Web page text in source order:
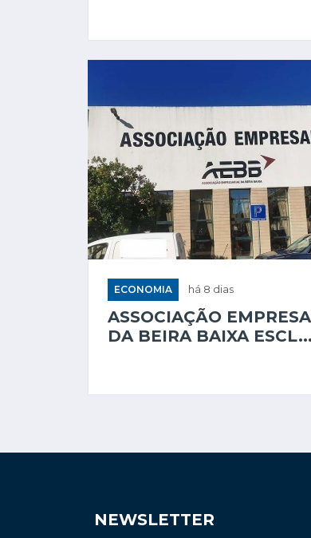
ECONOMIA há 8 dias
ASSOCIAÇÃO
DA BEIRA BAIXA ESCL...
NEWSLETTER